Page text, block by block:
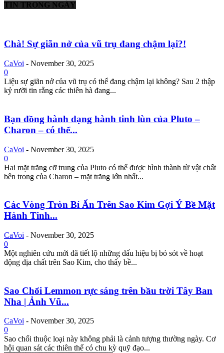
TIN TRONG NGÀY
Chà! Sự giãn nở của vũ trụ đang chậm lại?!
CaVoi - November 30, 2025
0
Liệu sự giãn nở của vũ trụ có thể đang chậm lại không? Sau 2 thập
kỷ rưỡi tin rằng các thiên hà đang...
Bạn đồng hành dạng hành tinh lùn của Pluto –
Charon – có thể...
CaVoi - November 30, 2025
0
Hai mặt trăng cỡ trung của Pluto có thể được hình thành từ vật chất
bên trong của Charon – mặt trăng lớn nhất...
Các Vòng Tròn Bí Ẩn Trên Sao Kim Gợi Ý Bề Mặt
Hành Tinh...
CaVoi - November 30, 2025
0
Một nghiên cứu mới đã tiết lộ những dấu hiệu bị bỏ sót về hoạt
động địa chất trên Sao Kim, cho thấy bề...
Sao Chổi Lemmon rực sáng trên bầu trời Tây Ban
Nha | Ảnh Vũ...
CaVoi - November 30, 2025
0
Sao chổi thuộc loại này không phải là cảnh tượng thường ngày. Cơ
hội quan sát các thiên thể có chu kỳ quỹ đạo...